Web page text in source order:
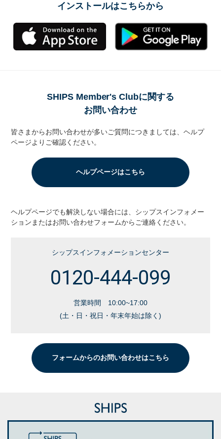
インストールはこちらから
SHIPS Member's Clubに関する
お問い合わせ
皆さまからお問い合わせが多いご質問につきましては、ヘルプ
ページよりご確認ください。
ヘルプページはこちら
ヘルプページでも解決しない場合には、シップスインフォメー
ションまたはお問い合わせフォームからご連絡ください。
シップスインフォメーションセンター
0120-444-099
営業時間 10:00~17:00
(土・日・祝日・年末年始は除く)
フォームからのお問い合わせはこちら